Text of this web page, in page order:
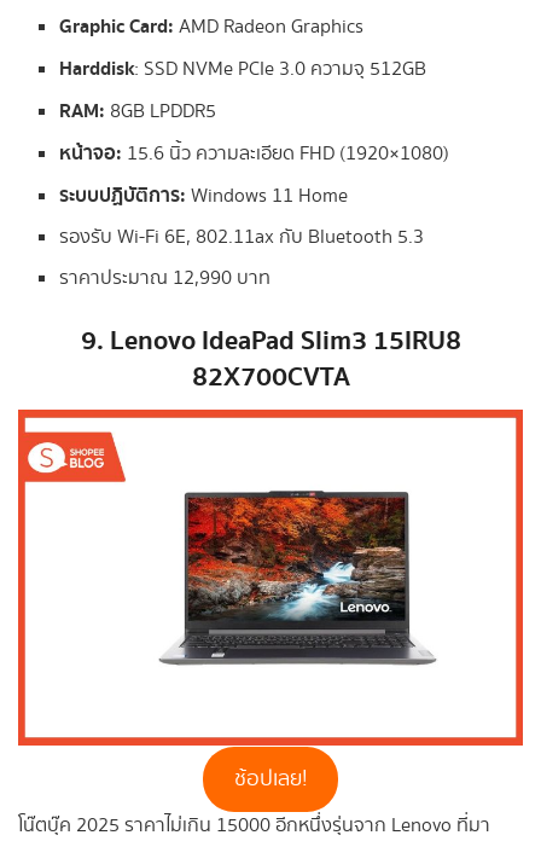
Graphic Card:AMD Radeon Graphics
Harddisk: SSD NVMe PCIe 3.0 ความจุ 512GB
RAM: 8GB LPDDR5
หน้าจอ: 15.6 นิ้ว ความละเอียด FHD (1920×1080)
ระบบปฏิบัติการ: Windows 11 Home
รองรับ Wi-Fi 6E, 802.11ax กับ Bluetooth 5.3
ราคาประมาณ 12,990 บาท
9. Lenovo IdeaPad Slim3 15IRU8
82X700CVTA
ช้อปเลย!
โน๊ตบุ๊ค 2025 ราคาไม่เกิน 15000 อีกหนึ่งรุ่นจาก Lenovo ที่มา